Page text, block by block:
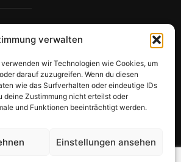
verwalten
wir Technologien wie Cookies, um
darauf zuzugreifen. Wenn du diesen
wie das Surfverhalten oder eindeutige IDs
deine Zustimmung nicht erteilst oder
und Funktionen beeinträchtigt werden.
Einstellungen ansehen